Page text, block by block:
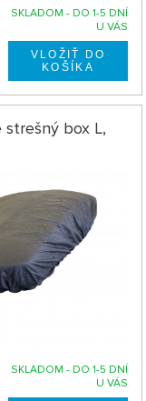
SKLADOM - DO 1-5 DNÍ
U VÁS
box L,
SKLADOM - DO 1-5 DNÍ
U VÁS